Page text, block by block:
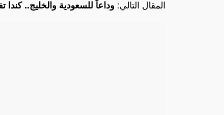
المقال التالي: وداعاً للسعودية والخليج.. كندا